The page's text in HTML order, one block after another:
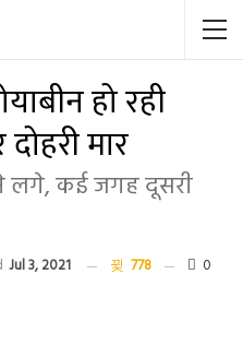
हो रही
मार
लगे, कई जगह दूसरी
Jul 3, 2021 778 0